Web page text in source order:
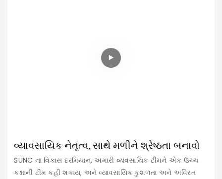
વ્યાવસાયિક નેતૃત્વ, સાથે મળીને શ્રેષ્ઠતા બનાવો
SUNC ના વિકાસ દરમિયાન, અમારી વ્યવસાયિક ટીમને એક ઉચ્ચ
કક્ષાની ટીમ કહી શકાય, અને વ્યાવસાયિક કુશળતા અને અવિરત